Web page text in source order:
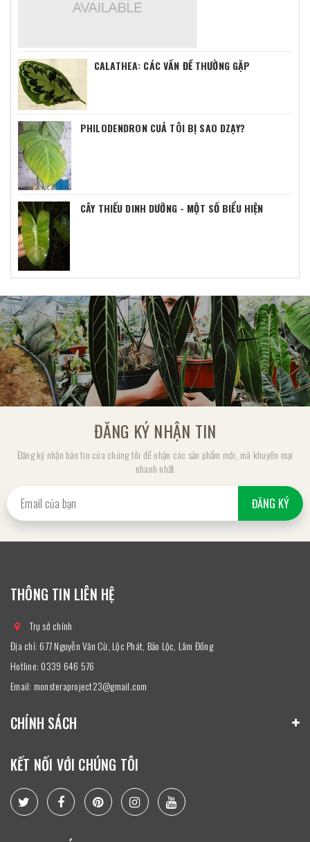
CALATHEA: CÁC VẤN ĐỀ THƯỜNG GẶP
PHILODENDRON CUẢ TÔI BỊ SAO DZẠY?
CÂY THIẾU DINH DƯỠNG - MỘT SỐ BIỂU HIỆN
ĐĂNG KÝ NHẬN TIN
Đăng ký nhận bản tin của chúng tôi để nhận các sản phẩm mới, mã khuyến mại
nhanh nhất
ĐĂNG KÝ
THÔNG TIN LIÊN HỆ
Trụ sở chính
Địa chỉ: 677 Nguyễn Văn Cừ, Lộc Phát, Bảo Lộc, Lâm Đồng
Hotline: 0339 646 576
Email: monsteraproject23@gmail.com
CHÍNH SÁCH
KẾT NỐI VỚI CHÚNG TÔI